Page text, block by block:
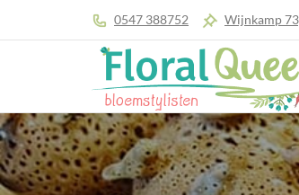
0547 388752 Wijnkamp